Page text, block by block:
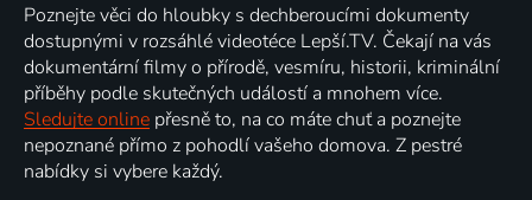
Poznejte věci do hloubky s dechberoucími dokumenty
dostupnými v rozsáhlé videotéce Lepší.TV. Čekají na vás
dokumentární filmy o přírodě, vesmíru, historii, kriminální
příběhy podle skutečných událostí a mnohem více.
Sledujte online přesně to, na co máte chuť a poznejte
nepoznané přímo z pohodlí vašeho domova. Z pestré
nabídky si vybere každý.